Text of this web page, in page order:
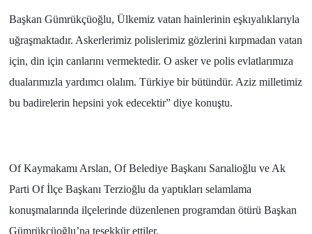
Başkan Gümrükçüoğlu, Ülkemiz vatan hainlerinin eşkıyalıklarıyla
uğraşmaktadır. Askerlerimiz polislerimiz gözlerini kırpmadan vatan
için, din için canlarını vermektedir. O asker ve polis evlatlarımıza
dualarımızla yardımcı olalım. Türkiye bir bütündür. Aziz milletimiz
bu badirelerin hepsini yok edecektir” diye konuştu.
Of Kaymakamı Arslan, Of Belediye Başkanı Sarıalioğlu ve Ak
Parti Of İlçe Başkanı Terzioğlu da yaptıkları selamlama
konuşmalarında ilçelerinde düzenlenen programdan ötürü Başkan
Gümrükçüoğlu’na teşekkür ettiler.